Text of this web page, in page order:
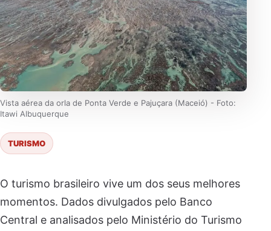
Vista aérea da orla de Ponta Verde e Pajuçara (Maceió) - Foto:
Itawi Albuquerque
TURISMO
O turismo brasileiro vive um dos seus melhores
momentos. Dados divulgados pelo Banco
Central e analisados pelo Ministério do Turismo